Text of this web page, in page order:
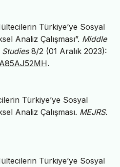
Türkiye’ye Sosyal
Analiz Çalışması”. Middle
8/2 (01 Aralık 2023):
.
Türkiye’ye Sosyal
Analiz Çalışması. MEJRS.
Türkiye’ye Sosyal